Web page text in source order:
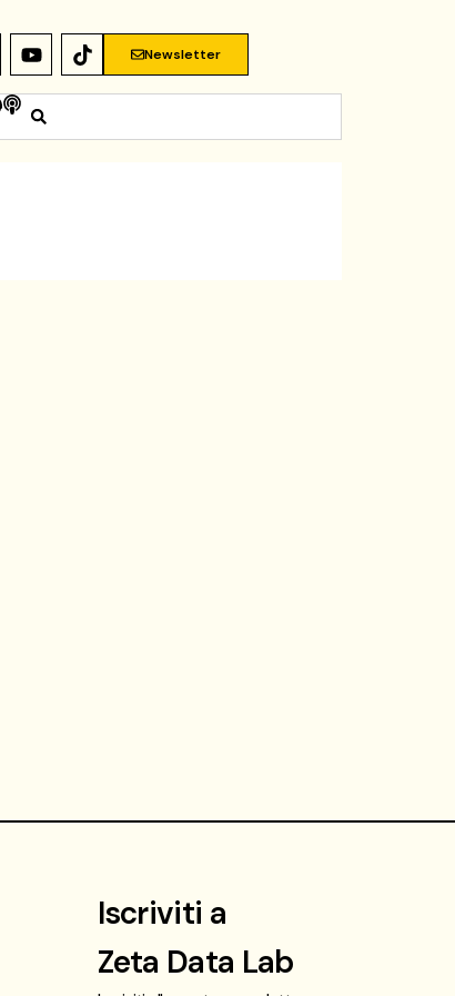
Newsletter
Iscriviti a
Zeta Data Lab